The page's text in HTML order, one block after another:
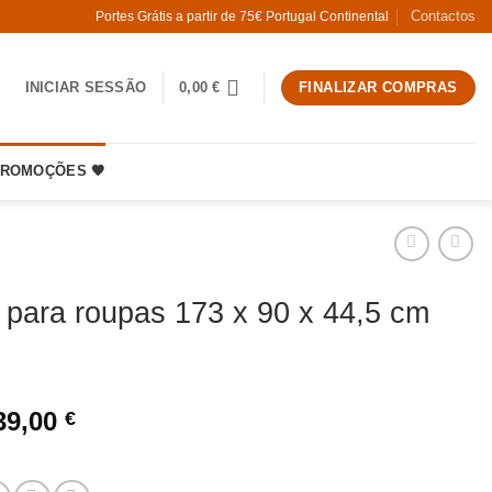
Portes Grátis a partir de 75€ Portugal Continental Contactos
INICIAR SESSÃO 0,00€ FINALIZAR COMPRAS
🧡
roupas 173 x 90 x 44,5 cm
€O
atual